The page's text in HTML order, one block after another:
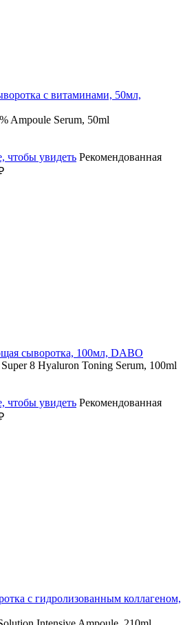
с витаминами, 50мл,
Ampoule Serum, 50ml
чтобы увидеть Рекомендованная
сыворотка, 100мл, DABO
8 Hyaluron Toning Serum, 100ml
чтобы увидеть Рекомендованная
с гидролизованным коллагеном,